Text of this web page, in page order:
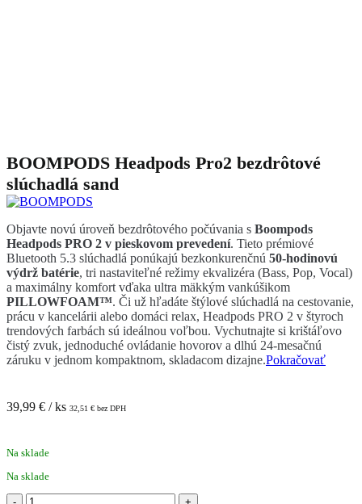
BOOMPODS Headpods Pro2 bezdrôtové
slúchadlá sand
Objavte novú úroveň bezdrôtového počúvania s Boompods
Headpods PRO 2 v pieskovom prevedení. Tieto prémiové
Bluetooth 5.3 slúchadlá ponúkajú bezkonkurenčnú 50-hodinovú
výdrž batérie, tri nastaviteľné režimy ekvalizéra (Bass, Pop, Vocal)
a maximálny komfort vďaka ultra mäkkým vankúšikom
PILLOWFOAM™. Či už hľadáte štýlové slúchadlá na cestovanie,
prácu v kancelárii alebo domáci relax, Headpods PRO 2 v štyroch
trendových farbách sú ideálnou voľbou. Vychutnajte si krištáľovo
čistý zvuk, jednoduché ovládanie hovorov a dlhú 24-mesačnú
záruku v jednom kompaktnom, skladacom dizajne.Pokračovať
39,99 € / ks 32,51 € bez DPH
Na sklade
Na sklade
množstvo